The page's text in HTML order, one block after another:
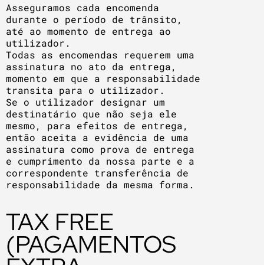
Asseguramos cada encomenda
durante o período de trânsito,
até ao momento de entrega ao
utilizador.
Todas as encomendas requerem uma
assinatura no ato da entrega,
momento em que a responsabilidade
transita para o utilizador.
Se o utilizador designar um
destinatário que não seja ele
mesmo, para efeitos de entrega,
então aceita a evidência de uma
assinatura como prova de entrega
e cumprimento da nossa parte e a
correspondente transferência de
responsabilidade da mesma forma.
TAX FREE
(PAGAMENTOS